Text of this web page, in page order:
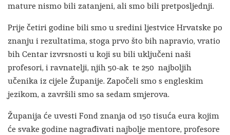
mature nismo bili zatanjeni, ali smo bili pretposljednji.
Prije četiri godine bili smo u sredini ljestvice Hrvatske po
znanju i rezultatima, stoga prvo što bih napravio, vratio
bih Centar izvrsnosti u koji su bili uključeni naši
profesori, i ravnatelji, njih 50-ak te 250 najboljih
učenika iz cijele Županije. Započeli smo s engleskim
jezikom, a završili smo sa sedam smjerova.
Županija će uvesti Fond znanja od 150 tisuća eura kojim
će svake godine nagrađivati najbolje mentore, profesore